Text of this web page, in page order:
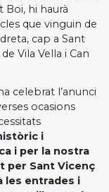
Boi, hi haurà
que vinguin de
cap a Sant
Vila Vella i Can
celebrat l’anunci
ocasions
i
i per la nostra
per Sant Vicenç
les entrades i